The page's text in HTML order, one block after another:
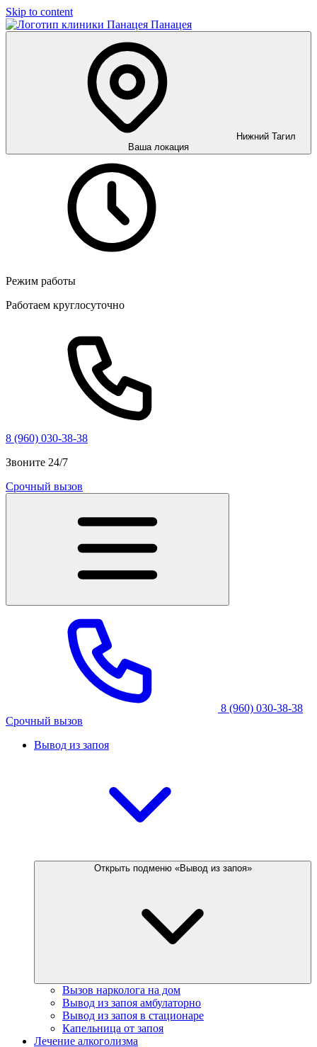
Skip to content
Панацея
Нижний Тагил
Ваша локация
Режим работы
Работаем круглосуточно
8 (960) 030-38-38
Звоните 24/7
Срочный вызов
8 (960) 030-38-38
Срочный вызов
Вывод из запоя
Открыть подменю «Вывод из запоя»
Вызов нарколога на дом
Вывод из запоя амбулаторно
Вывод из запоя в стационаре
Капельница от запоя
Лечение алкоголизма